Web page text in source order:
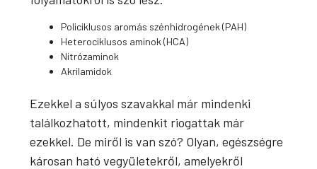
Policiklusos aromás szénhidrogének (PAH)
Heterociklusos aminok (HCA)
Nitrózaminok
Akrilamidok
Ezekkel a súlyos szavakkal már mindenki
találkozhatott, mindenkit riogattak már
ezekkel. De miről is van szó? Olyan, egészségre
károsan ható vegyületekről, amelyekről